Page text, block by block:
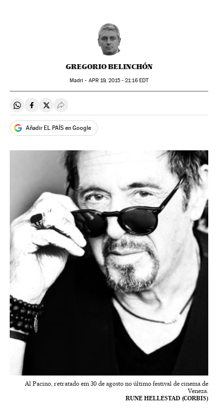
GREGORIO BELINCHÓN
Madri - APR 19, 2015 - 21:16EDT
Compartir en Whatsapp
Compartir en Facebook
Compartir en Twitter
Desplegar Redes Sociales
Añadir EL PAÍS en Google
Al Pacino, retratado em 30 de agosto no último festival de cinema de
Veneza.
RUNE HELLESTAD (CORBIS)